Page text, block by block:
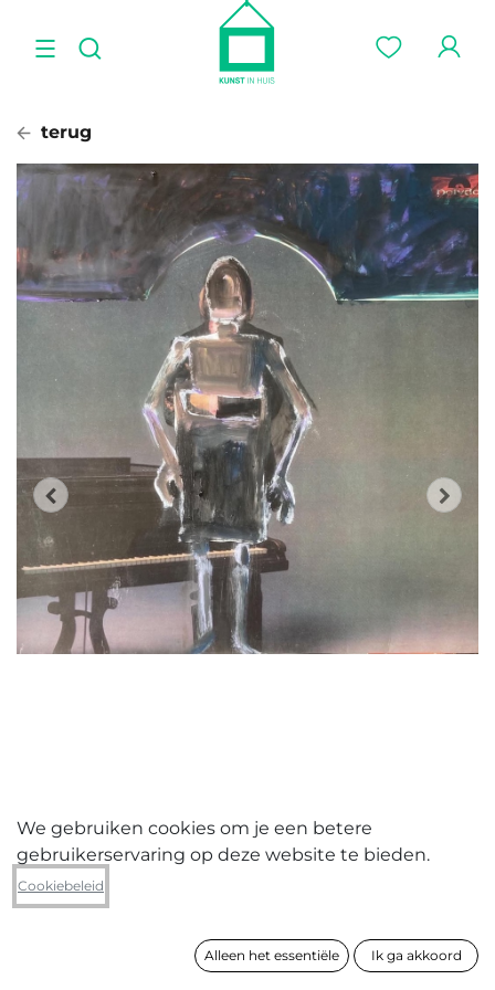
terug
Peter Lagast
We gebruiken cookies om je een betere
gebruikerservaring op deze website te bieden.
Cookiebeleid
Alleen het essentiële Ik ga akkoord